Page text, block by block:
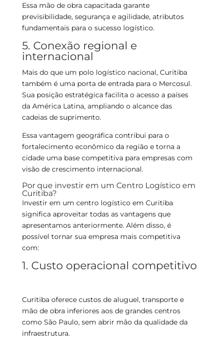
Essa mão de obra capacitada garante
previsibilidade, segurança e agilidade, atributos
fundamentais para o sucesso logístico.
5. Conexão regional e
internacional
Mais do que um polo logístico nacional, Curitiba
também é uma porta de entrada para o Mercosul.
Sua posição estratégica facilita o acesso a países
da América Latina, ampliando o alcance das
cadeias de suprimento.
Essa vantagem geográfica contribui para o
fortalecimento econômico da região e torna a
cidade uma base competitiva para empresas com
visão de crescimento internacional.
Por que investir em um Centro Logístico em
Curitiba?
Investir em um centro logístico em Curitiba
significa aproveitar todas as vantagens que
apresentamos anteriormente. Além disso, é
possível tornar sua empresa mais competitiva
com:
1. Custo operacional competitivo
Curitiba oferece custos de aluguel, transporte e
mão de obra inferiores aos de grandes centros
como São Paulo, sem abrir mão da qualidade da
infraestrutura.